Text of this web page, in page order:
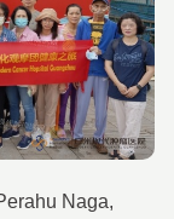
Naga,